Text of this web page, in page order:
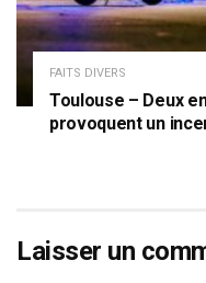
FAITS DIVERS
Toulouse – Deux
provoquent un
Laisser un